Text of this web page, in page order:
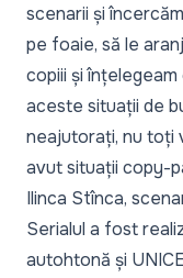
scenarii și
pe foaie, să le
copiii și
aceste situații de
neajutorați, nu toți
avut situații copy-
Ilinca Stînca,
Serialul a fost
autohtonă și